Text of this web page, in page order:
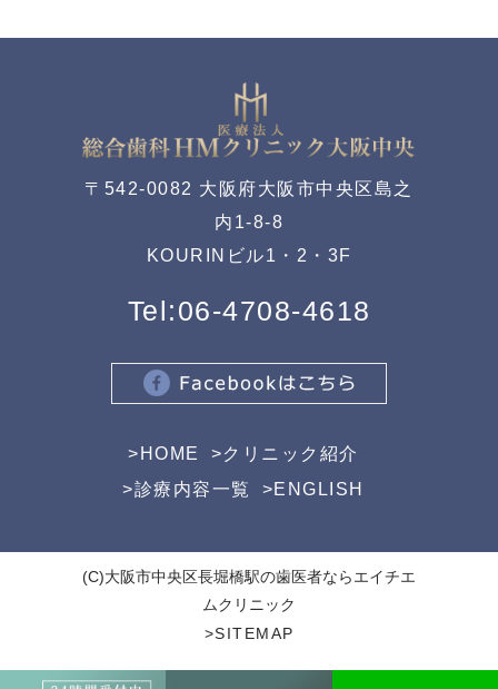
〒542-0082 大阪府大阪市中央区島之
内1-8-8
KOURINビル1・2・3F
Tel:06-4708-4618
> HOME >クリニック紹介
>診療内容一覧 >ENGLISH
(C)大阪市中央区長堀橋駅の歯医者ならエイチエ
ムクリニック
>SITEMAP